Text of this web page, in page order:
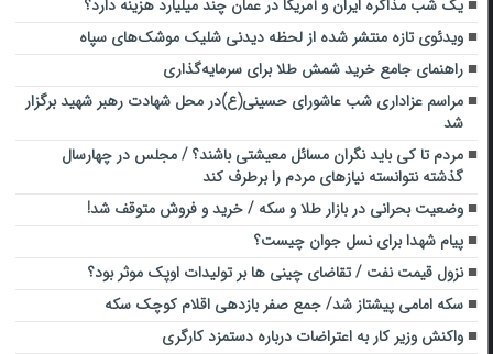
یک شب مذاکره ایران و آمریکا در عمان چند میلیارد هزینه دارد؟
ویدئوی تازه منتشر شده از لحظه دیدنی شلیک موشک‌های سپاه
راهنمای جامع خرید شمش طلا برای سرمایه‌گذاری
مراسم عزاداری شب عاشورای حسینی(ع)در محل شهادت رهبر شهید برگزار
شد
مردم تا کی باید نگران مسائل معیشتی باشند؟ / مجلس در چهارسال
گذشته نتوانسته نیاز‌های مردم را برطرف کند
وضعیت بحرانی در بازار طلا و سکه / خرید و فروش متوقف شد!
پیام شهدا برای نسل جوان چیست؟
نزول قیمت نفت / تقاضای چینی ها بر تولیدات اوپک موثر بود؟
سکه امامی پیشتاز شد/ جمع صفر بازدهی اقلام کوچک سکه
واکنش وزیر کار به اعتراضات درباره دستمزد کارگری